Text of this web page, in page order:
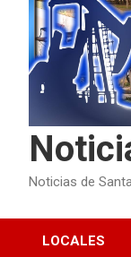
Noticias de
LOCALES